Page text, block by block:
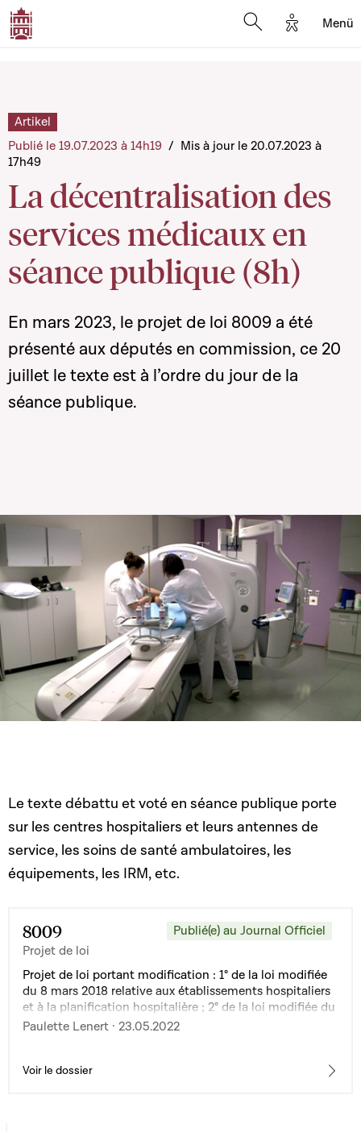
Options
Menü
La décentralisation des
services médicaux en
séance publique (8h)
Artikel
Publié le 19.07.2023 à 14h19 / Mis à jour le 20.07.2023 à
17h49
En mars 2023, le projet de loi 8009 a été
présenté aux députés en commission, ce 20
juillet le texte est à l’ordre du jour de la
séance publique.
Le texte débattu et voté en séance publique porte
sur les centres hospitaliers et leurs antennes de
service, les soins de santé ambulatoires, les
équipements, les IRM, etc.
8009
Projet de loi
Publié(e) au Journal Officiel
Projet de loi portant modification : 1° de la loi modifiée
du 8 mars 2018 relative aux établissements hospitaliers
et à la planification hospitalière ; 2° de la loi modifiée du
29 avril 1983 relative à l'exercice de la profession de
Paulette Lenert · 23.05.2022
Voir le dossier